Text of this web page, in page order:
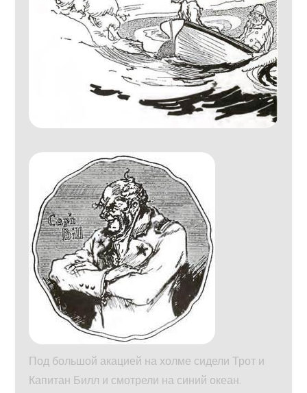
Под большой акацией на холме сидели Трот и
Капитан Билл и смотрели на синий океан.